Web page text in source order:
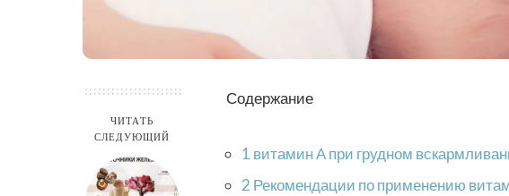
ЧИТАТЬ
СЛЕДУЮЩИЙ
Содержание
1 витамин А при грудном
2 Рекомендации по применению